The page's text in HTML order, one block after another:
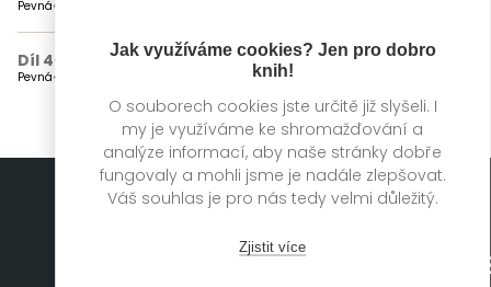
Jak využíváme cookies? Jen pro dobro
knih!
O souborech cookies jste určitě již slyšeli. I
my je využíváme ke shromažďování a
analýze informací, aby naše stránky dobře
fungovaly a mohli jsme je nadále zlepšovat.
Váš souhlas je pro nás tedy velmi důležitý.
Zjistit více
Pevná
Díl 4— Sen o stromě(nedostupné)
Pevná